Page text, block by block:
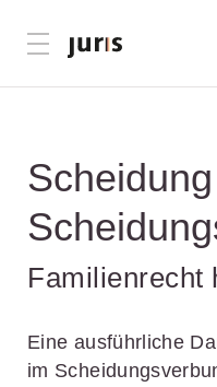
Menü öffnen
Familienrecht
Eine ausführliche
im